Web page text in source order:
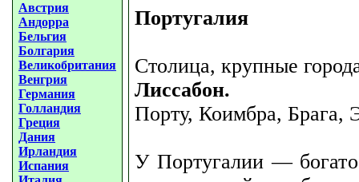
Австрия
Андорра
Бельгия
Болгария
Великобритания
Венгрия
Германия
Голландия
Греция
Дания
Ирландия
Испания
Португалия
Столица, крупные
Лиссабон.
Порту, Коимбра, Брага,
У Португалии —